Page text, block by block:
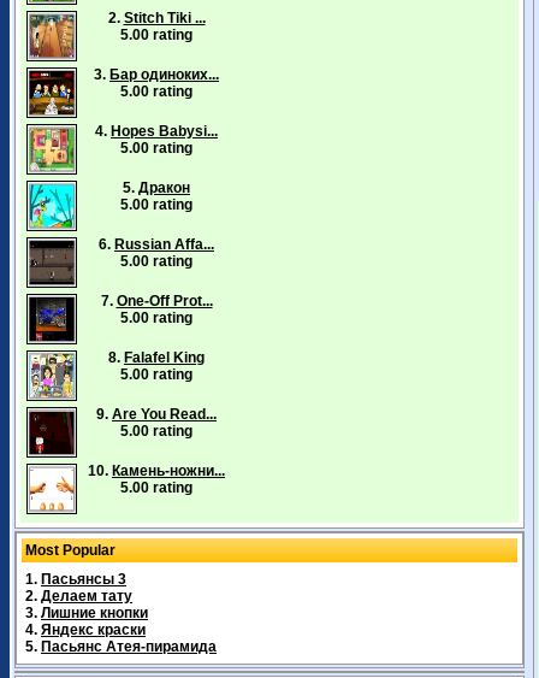
2. Stitch Tiki ...
5.00 rating
3. Бар одиноких...
5.00 rating
4. Hopes Babysi...
5.00 rating
5. Дракон
5.00 rating
6. Russian Affa...
5.00 rating
7. One-Off Prot...
5.00 rating
8. Falafel King
5.00 rating
9. Are You Read...
5.00 rating
10. Камень-ножни...
5.00 rating
Most Popular
1. Пасьянсы 3
2. Делаем тату
3. Лишние кнопки
4. Яндекс краски
5. Пасьянс Атея-пирамида